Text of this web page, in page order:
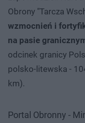
Obrony "Tarcza
wzmocnień i
na pasie
odcinek granicy
polsko-litewska -
km).
Portal Obronny -